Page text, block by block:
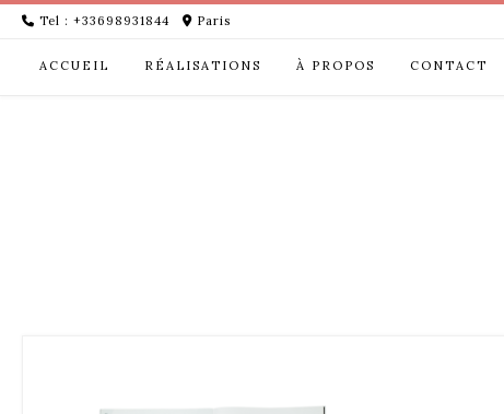
Skip
content
Tel : +33698931844 Paris
ACCUEIL RÉALISATIONS À PROPOS CONTACT